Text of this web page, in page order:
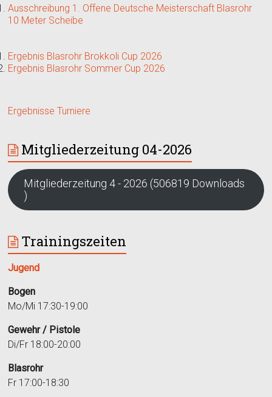
Ausschreibung 1. Offene Deutsche Meisterschaft Blasrohr
10 Meter Scheibe
Ergebnis Blasrohr Brokkoli Cup 2026
Ergebnis Blasrohr Sommer Cup 2026
Ergebnisse Turniere
Mitgliederzeitung 04-2026
Mitgliederzeitung 4 - 2026 (506819 Downloads
)
Trainingszeiten
Jugend
Bogen
Mo/Mi 17:30-19:00
Gewehr / Pistole
Di/Fr 18:00-20:00
Blasrohr
Fr 17:00-18:30